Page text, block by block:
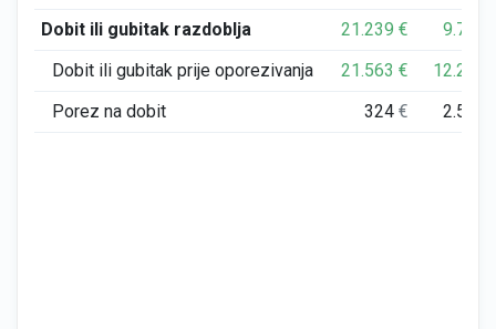
Dobit ili gubitak razdoblja
21.239€ 9.742
Dobit ili gubitak prije oporezivanja
21.563€ 12.297
Porez na dobit
324€ 2.555